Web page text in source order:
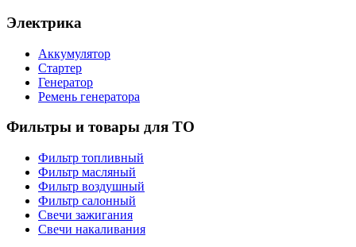
Электрика
Аккумулятор
Стартер
Генератор
Ремень генератора
Фильтры и товары для ТО
Фильтр топливный
Фильтр масляный
Фильтр воздушный
Фильтр салонный
Свечи зажигания
Свечи накаливания